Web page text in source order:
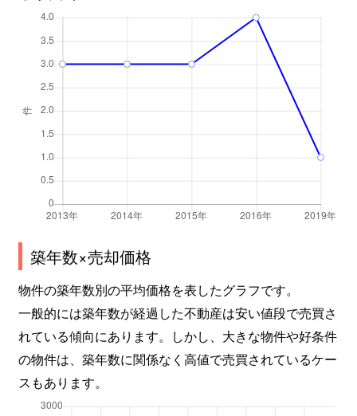
築年数×売却価格
物件の築年数別の平均価格を表したグラフです。
一般的には築年数が経過した不動産は安い値段で売買さ
れている傾向にあります。しかし、大きな物件や好条件
の物件は、築年数に関係なく高値で売買されているケー
スもあります。